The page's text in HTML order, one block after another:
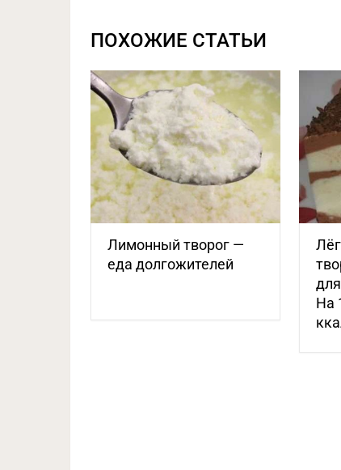
ПОХОЖИЕ СТАТЬИ
Лимонный творог —
еда долгожителей
На